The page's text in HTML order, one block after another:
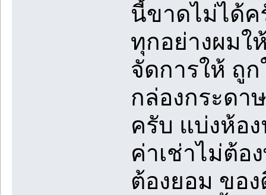
นี้ขาดไม่ได้ค
ทุกอย่างผมใ
จัดการให้ ถู
กล่องกระดา
ครับ แบ่งห้อ
ค่าเช่าไม่ต้อ
ต้องยอม ขอ